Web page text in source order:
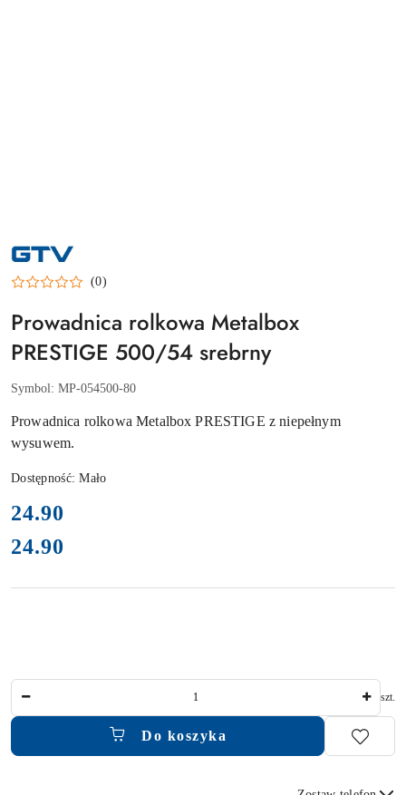
NAZWA
PRODUCENTA:
GTV
(0)
Prowadnica rolkowa Metalbox
PRESTIGE 500/54 srebrny
Symbol: MP-054500-80
Prowadnica rolkowa Metalbox PRESTIGE z niepełnym
wysuwem.
Dostępność:Mało
cena:
24.90
Cena:
24.90
szt.
Do koszyka